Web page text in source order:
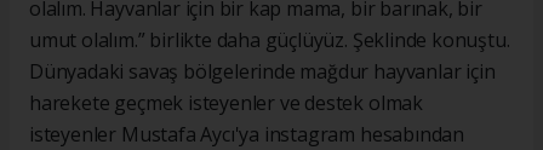
olalım. Hayvanlar için bir kap mama, bir barınak, bir
umut olalım.” birlikte daha güçlüyüz. Şeklinde konuştu.
Dünyadaki savaş bölgelerinde mağdur hayvanlar için
harekete geçmek isteyenler ve destek olmak
isteyenler Mustafa Aycı'ya instagram hesabından